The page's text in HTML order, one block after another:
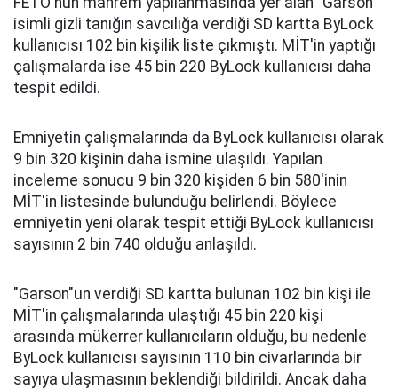
isimli gizli tanığın savcılığa verdiği SD kartta ByLock
kullanıcısı 102 bin kişilik liste çıkmıştı. MİT'in yaptığı
çalışmalarda ise 45 bin 220 ByLock kullanıcısı daha
tespit edildi.
Emniyetin çalışmalarında da ByLock kullanıcısı olarak
9 bin 320 kişinin daha ismine ulaşıldı. Yapılan
inceleme sonucu 9 bin 320 kişiden 6 bin 580'inin
MİT'in listesinde bulunduğu belirlendi. Böylece
emniyetin yeni olarak tespit ettiği ByLock kullanıcısı
sayısının 2 bin 740 olduğu anlaşıldı.
"Garson"un verdiği SD kartta bulunan 102 bin kişi ile
MİT'in çalışmalarında ulaştığı 45 bin 220 kişi
arasında mükerrer kullanıcıların olduğu, bu nedenle
ByLock kullanıcısı sayısının 110 bin civarlarında bir
sayıya ulaşmasının beklendiği bildirildi. Ancak daha